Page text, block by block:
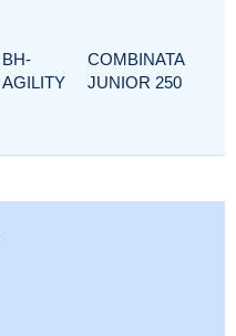
BH-
AGILITY
COMBINATA
JUNIOR 250